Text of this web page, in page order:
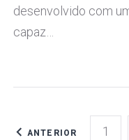
desenvolvido com
capaz…
NAVEGAÇÃO
ANTERIOR 1